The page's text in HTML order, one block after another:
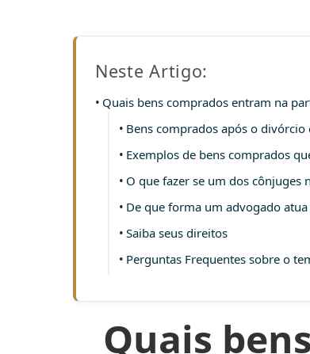
Neste Artigo:
Quais bens comprados entram na
Bens comprados após o
Exemplos de bens comprados
O que fazer se um dos cônjuges
De que forma um advogado atua
Saiba seus direitos
Perguntas Frequentes sobre o
Quais